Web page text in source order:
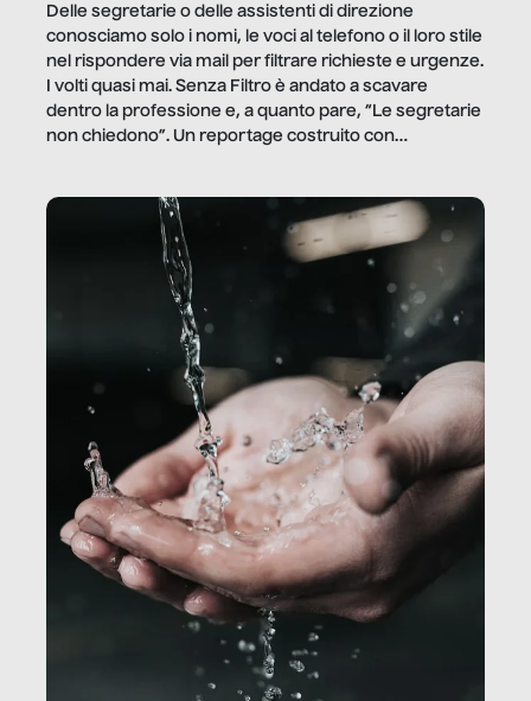
Delle segretarie o delle assistenti di direzione
conosciamo solo i nomi, le voci al telefono o il loro stile
nel rispondere via mail per filtrare richieste e urgenze.
I volti quasi mai. Senza Filtro è andato a scavare
dentro la professione e, a quanto pare, “Le segretarie
non chiedono”. Un reportage costruito con